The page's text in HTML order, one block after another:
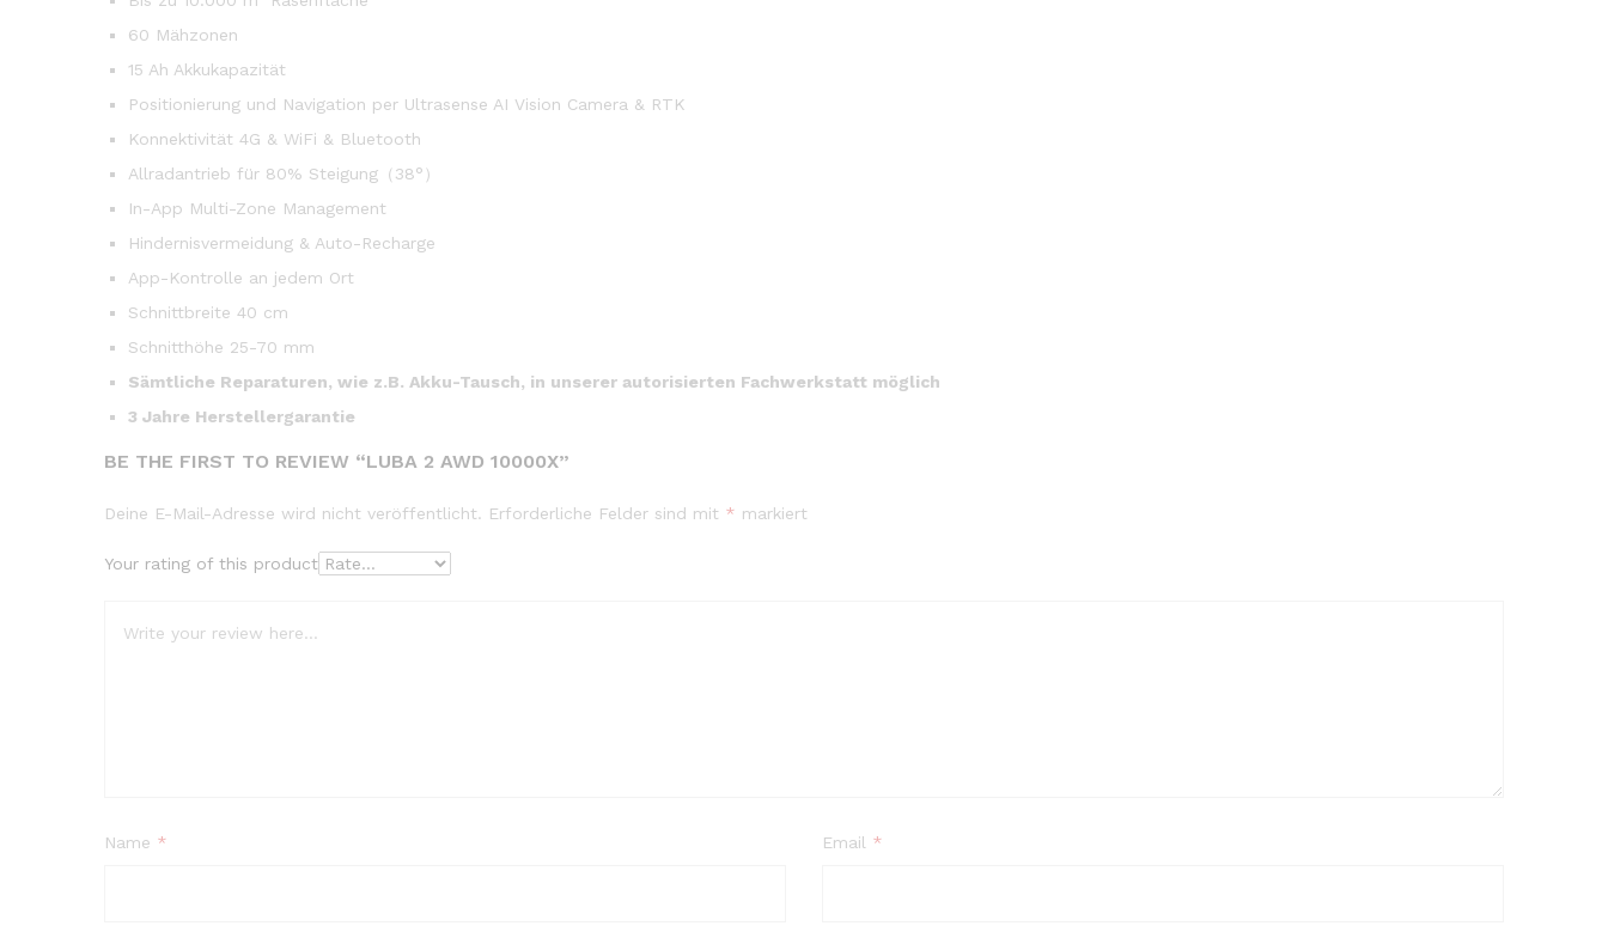
60 Mähzonen
15 Ah Akkukapazität
Positionierung und Navigation per Ultrasense AI Vision Camera & RTK
Konnektivität 4G & WiFi & Bluetooth
Allradantrieb für 80% Steigung（38°）
In-App Multi-Zone Management
Hindernisvermeidung & Auto-Recharge
App-Kontrolle an jedem Ort
Schnittbreite 40 cm
Schnitthöhe 25-70 mm
Sämtliche Reparaturen, wie z.B. Akku-Tausch, in unserer autorisierten Fachwerkstatt möglich
3 Jahre Herstellergarantie
BE THE FIRST TO REVIEW “LUBA 2 AWD 10000X”
Deine E-Mail-Adresse wird nicht veröffentlicht. Erforderliche Felder sind mit * markiert
Your rating of this product
Name * Email *